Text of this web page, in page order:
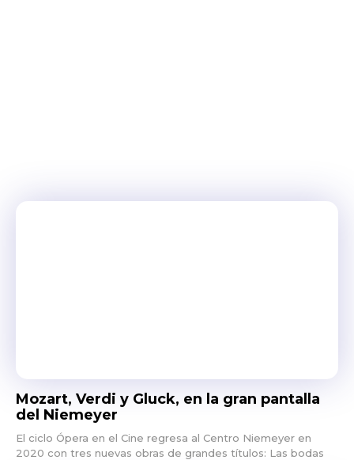
Mozart, Verdi y Gluck, en la gran pantalla
del Niemeyer
El ciclo Ópera en el Cine regresa al Centro Niemeyer en
2020 con tres nuevas obras de grandes títulos: Las bodas